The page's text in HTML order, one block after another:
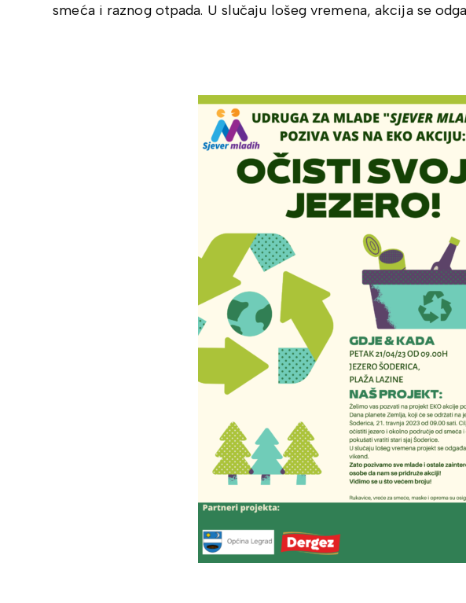
smeća i raznog otpada. U slučaju lošeg vremena, akcija se